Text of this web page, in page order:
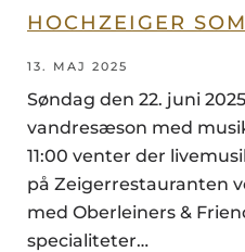
HOCHZEIGER
13. MAJ 2025
Søndag den 22. juni
vandresæson med
11:00 venter der
på Zeigerrestauranten
med Oberleiners &
specialiteter…